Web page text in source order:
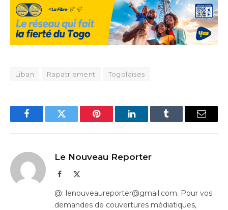
Liban Rapatriement Togolaises
FacebookTwitter Pinterest LinkedInTumblr Email
Le Nouveau Reporter
Facebook
@: lenouveaureporter@gmail.com. Pour vos
demandes de couvertures médiatiques,